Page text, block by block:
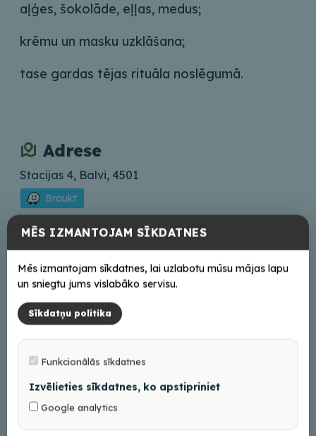
aļģes, šokolāde, eļļas, medus;
krēmu un masku uzklāšana;
tase gardas tējas rituāla noslēgumā.
Adrese
Stacijas 4, Balvi, 4501
Braukt
Saziņai
+37126158302
Tiešsaistē
Darba laiks
Iepriekš piesakoties
MĒS IZMANTOJAM SĪKDATNES
Mēs izmantojam sīkdatnes, lai uzlabotu mūsu mājas lapu
un sniegtu jums vislabāko servisu.
Sīkdatņu politika
Funkcionālās sīkdatnes
Izvēlieties sīkdatnes, ko apstipriniet
Google analytics